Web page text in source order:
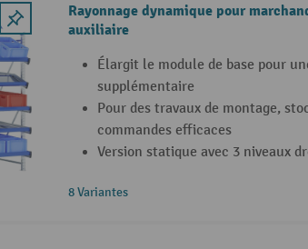
Rayonnage dynamique pour
auxiliaire
Élargit le module de base pour
supplémentaire
Pour des travaux de montage,
commandes efficaces
Version statique avec 3 niveaux
8 Variantes